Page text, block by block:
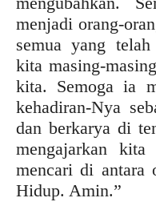
menjadi orang-
semua yang
kita masing-
kita. Semoga ia
kehadiran-Nya
dan berkarya di
mengajarkan
mencari di antara
Hidup. Amin.”